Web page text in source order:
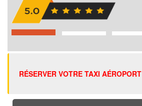
RÉSERVER VOTRE TAXI AÉROPORT